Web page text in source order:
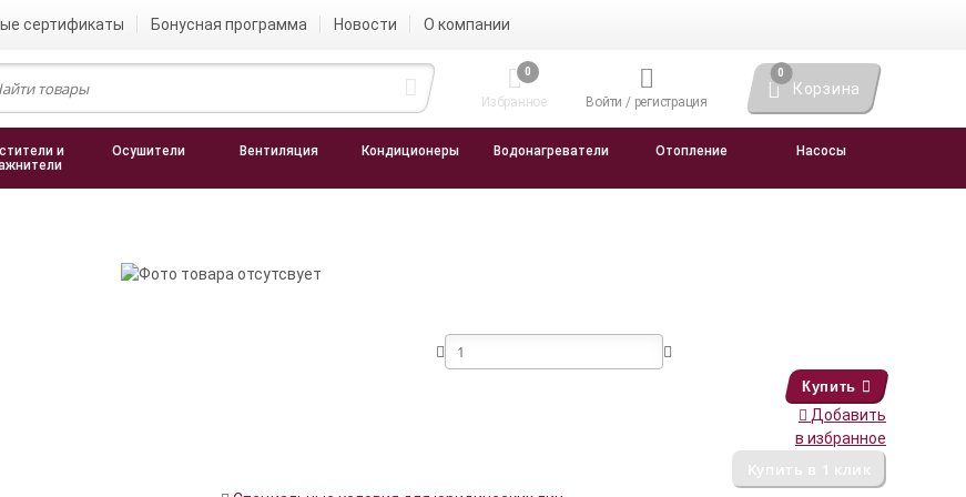
сертификаты Бонусная программа Новости О компании
0
Избранное Войти / регистрация
0
Корзина
и
Осушители Вентиляция Кондиционеры Водонагреватели Отопление Насосы
Купить
Добавить
в избранное